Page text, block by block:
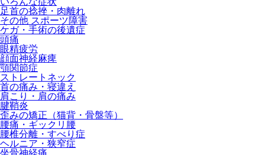
足首の捻挫・肉離れ
その他 スポーツ障害
ケガ・手術の後遺症
頭痛
眼精疲労
顔面神経麻痺
顎関節症
ストレートネック
首の痛み・寝違え
肩こり・肩の痛み
腱鞘炎
歪みの矯正（猫背・骨盤等）
腰痛・ギックリ腰
腰椎分離・すべり症
ヘルニア・狭窄症
坐骨神経痛